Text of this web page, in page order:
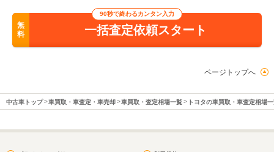
無
料
90秒で終わるカンタン入力
一括査定依頼スタート
ページトップへ
中古車トップ 車買取・車査定・車売却 車買取・査定相場一覧 トヨタの車買取・車査定相場